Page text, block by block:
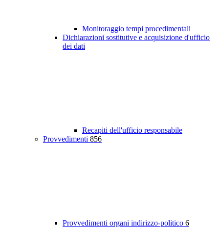
Monitoraggio tempi procedimentali
Dichiarazioni sostitutive e acquisizione d'ufficio
dei dati
Recapiti dell'ufficio responsabile
Provvedimenti 856
Provvedimenti organi indirizzo-politico 6